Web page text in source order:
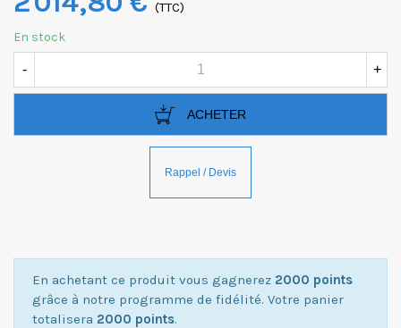
(TTC)
En stock
- +
ACHETER
En achetant ce produit vous gagnerez 2000 points
grâce à notre programme de fidélité. Votre panier
totalisera 2000 points.